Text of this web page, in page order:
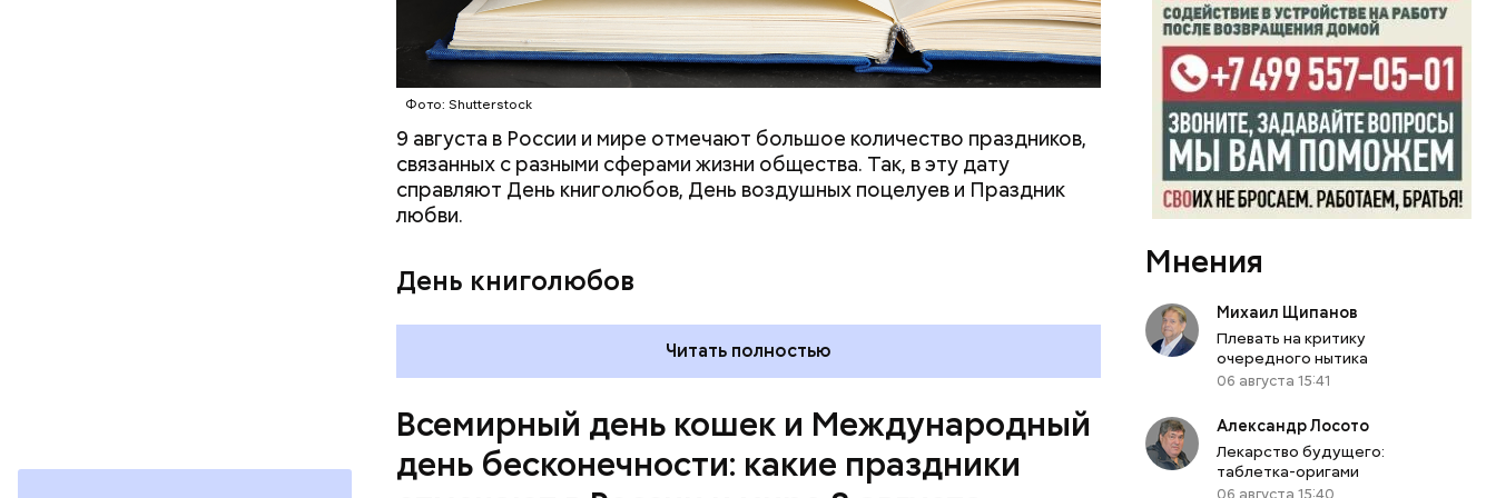
Фото: Shutterstock
9 августа в России и мире отмечают большое количество праздников,
связанных с разными сферами жизни общества. Так, в эту дату
справляют День книголюбов, День воздушных поцелуев и Праздник
любви.
День книголюбов
Читать полностью
Всемирный день кошек и Международный
день бесконечности: какие праздники
Международный день бесконечности
своими друзьями, устраивают вечеринки, играют в видеоигры и
холостяками.
Мнения
Михаил Щипанов
Плевать на критику
очередного нытика
06 августа 15:41
Александр Лосото
Лекарство будущего:
таблетка-оригами
06 августа 15:40